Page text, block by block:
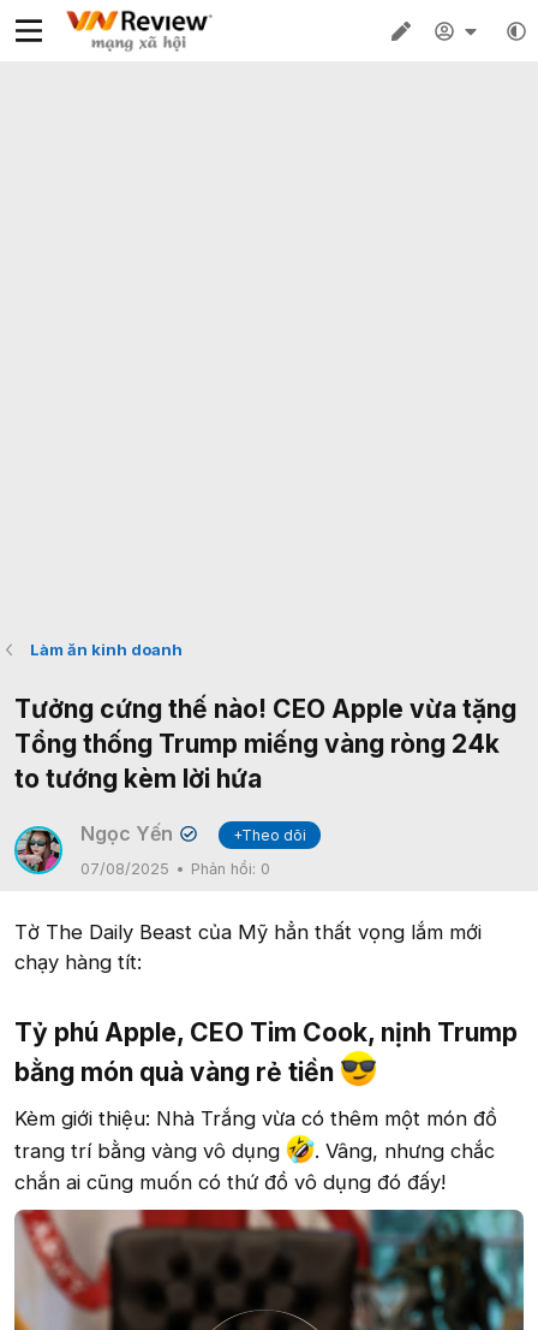
Làm ăn kinh doanh
Tưởng cứng thế nào! CEO Apple vừa tặng
Tổng thống Trump miếng vàng ròng 24k
to tướng kèm lời hứa
Ngọc Yến ✔
+Theo dõi
07/08/2025
Phản hồi: 0
Tờ The Daily Beast của Mỹ hẳn thất vọng lắm mới
chạy hàng tít:
Tỷ phú Apple, CEO Tim Cook, nịnh Trump
bằng món quà vàng rẻ tiền
Kèm giới thiệu: Nhà Trắng vừa có thêm một món đồ
trang trí bằng vàng vô dụng
. Vâng, nhưng chắc
chắn ai cũng muốn có thứ đồ vô dụng đó đấy!